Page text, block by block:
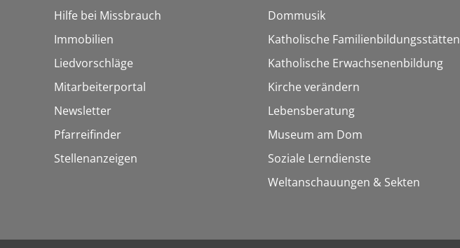
Hilfe bei Missbrauch
Immobilien
Liedvorschläge
Mitarbeiterportal
Newsletter
Pfarreifinder
Stellenanzeigen
Dommusik
Katholische Familienbildungsstätten
Katholische Erwachsenenbildung
Kirche verändern
Lebensberatung
Museum am Dom
Soziale Lerndienste
Weltanschauungen & Sekten